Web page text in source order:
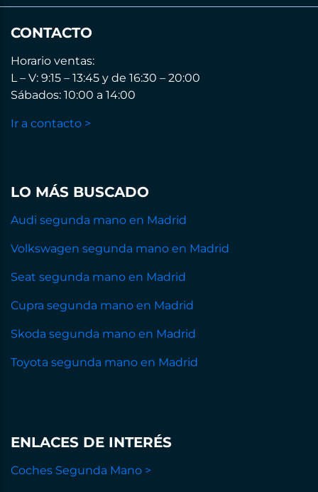
CONTACTO
Horario ventas:
L – V: 9:15 – 13:45 y de 16:30 – 20:00
Sábados: 10:00 a 14:00
Ir a contacto >
LO MÁS BUSCADO
Audi segunda mano en Madrid
Volkswagen segunda mano en Madrid
Seat segunda mano en Madrid
Cupra segunda mano en Madrid
Skoda segunda mano en Madrid
Toyota segunda mano en Madrid
ENLACES DE INTERÉS
Coches Segunda Mano >